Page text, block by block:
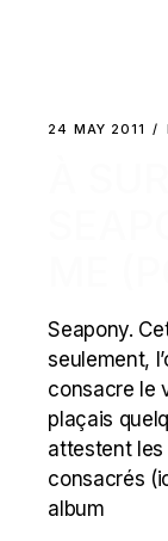
24 MAY 2011
Seapony.
seulement,
consacre le
plaçais
attestent les
consacrés
album